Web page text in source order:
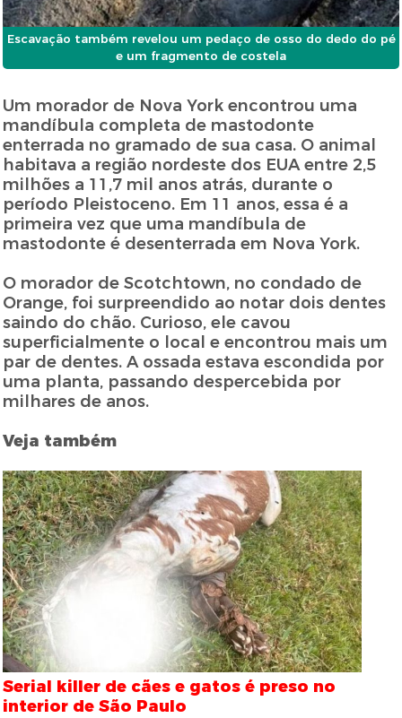
Escavação também revelou um pedaço de osso do dedo do pé
e um fragmento de costela
Um morador de Nova York encontrou uma
mandíbula completa de mastodonte
enterrada no gramado de sua casa. O animal
habitava a região nordeste dos EUA entre 2,5
milhões a 11,7 mil anos atrás, durante o
período Pleistoceno. Em 11 anos, essa é a
primeira vez que uma mandíbula de
mastodonte é desenterrada em Nova York.
O morador de Scotchtown, no condado de
Orange, foi surpreendido ao notar dois dentes
saindo do chão. Curioso, ele cavou
superficialmente o local e encontrou mais um
par de dentes. A ossada estava escondida por
uma planta, passando despercebida por
milhares de anos.
Veja também
Serial killer de cães e gatos é preso no
interior de São Paulo